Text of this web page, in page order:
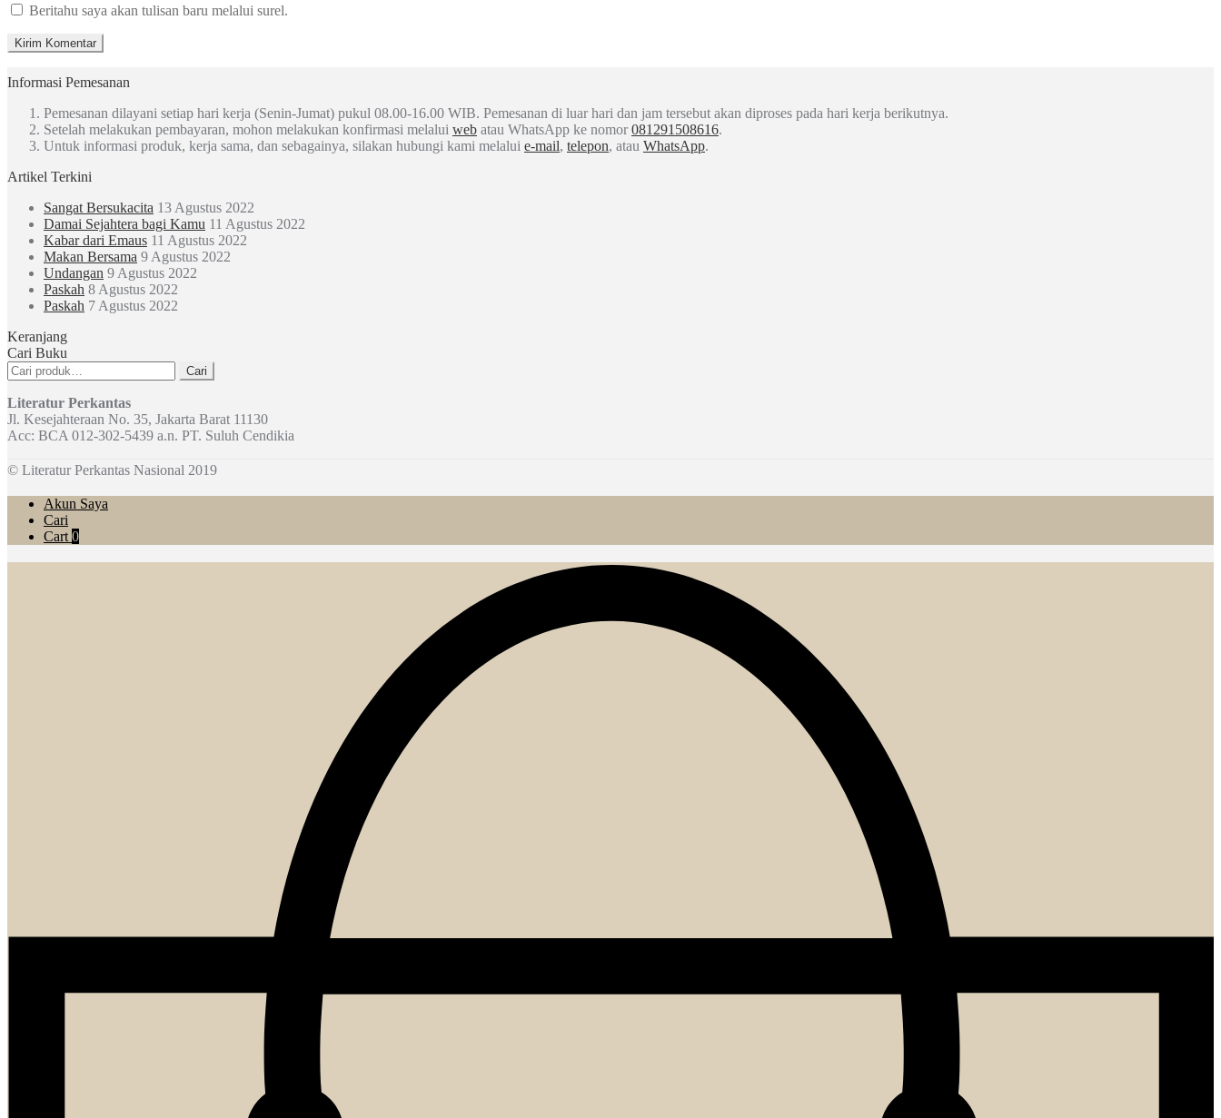
Beritahu saya akan tulisan baru melalui surel.
Informasi Pemesanan
Pemesanan dilayani setiap hari kerja (Senin-Jumat) pukul 08.00-16.00 WIB. Pemesanan di luar hari dan jam tersebut akan diproses pada hari kerja berikutnya.
Setelah melakukan pembayaran, mohon melakukan konfirmasi melalui web atau WhatsApp ke nomor 081291508616.
Untuk informasi produk, kerja sama, dan sebagainya, silakan hubungi kami melalui e-mail, telepon, atau WhatsApp.
Artikel Terkini
Sangat Bersukacita 13 Agustus 2022
Damai Sejahtera bagi Kamu 11 Agustus 2022
Kabar dari Emaus 11 Agustus 2022
Makan Bersama 9 Agustus 2022
Undangan 9 Agustus 2022
Paskah 8 Agustus 2022
Paskah 7 Agustus 2022
Keranjang
Cari Buku
Pencarian
untuk:
Cari
Literatur Perkantas
Jl. Kesejahteraan No. 35, Jakarta Barat 11130
Acc: BCA 012-302-5439 a.n. PT. Suluh Cendikia
© Literatur Perkantas Nasional 2019
Akun Saya
Cari
Cart 0